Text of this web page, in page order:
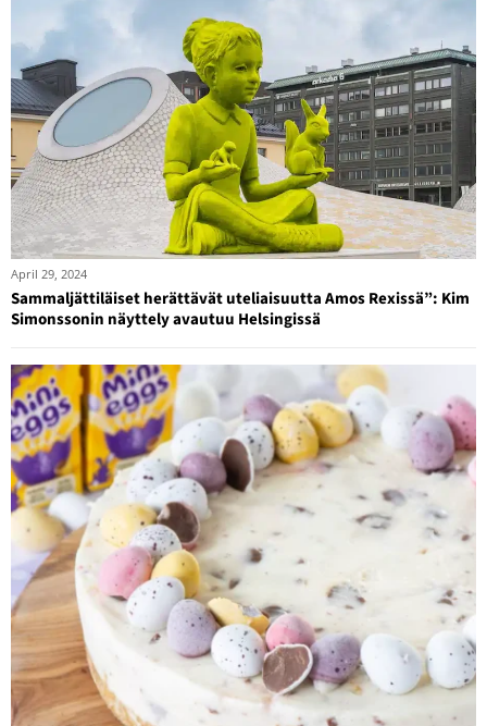
April 29, 2024
Sammaljättiläiset herättävät uteliaisuutta Amos Rexissä”: Kim
Simonssonin näyttely avautuu Helsingissä